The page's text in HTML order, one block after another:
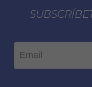
Email